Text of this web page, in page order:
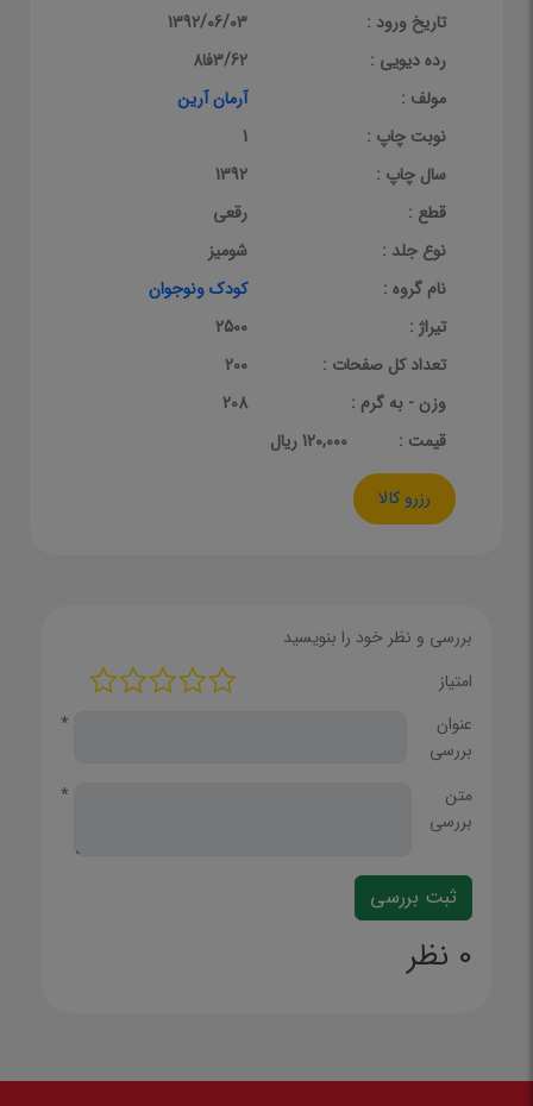
تاریخ ورود :
1392/06/03
رده دیویی :
3/62فا8
مولف :
آرمان آرین
نوبت چاپ :
1
سال چاپ :
1392
قطع :
رقعی
نوع جلد :
شومیز
نام گروه :
کودک ونوجوان
تیراژ :
2500
تعداد کل صفحات :
200
وزن - به گرم :
208
قيمت :
120,000 ریال
رزرو کالا
بررسی و نظر خود را بنویسید
امتیاز
عنوان
بررسی
*
متن
بررسی
*
0 نظر